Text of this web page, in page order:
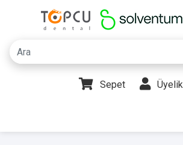
Sepet Üyelik